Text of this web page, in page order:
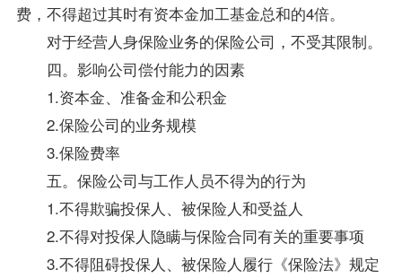
费，不得超过其时有资本金加工基金总和的4倍。
对于经营人身保险业务的保险公司，不受其限制。
四。影响公司偿付能力的因素
1.资本金、准备金和公积金
2.保险公司的业务规模
3.保险费率
五。保险公司与工作人员不得为的行为
1.不得欺骗投保人、被保险人和受益人
2.不得对投保人隐瞒与保险合同有关的重要事项
3.不得阻碍投保人、被保险人履行《保险法》规定